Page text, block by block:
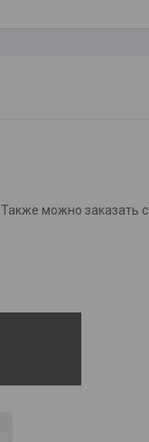
. Также можно заказать